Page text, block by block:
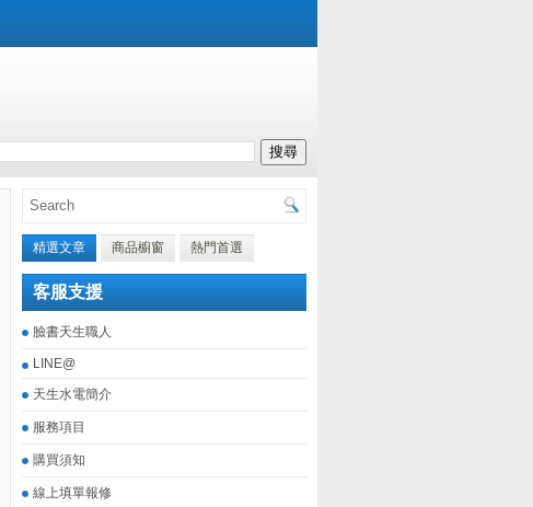
精選文章 商品櫥窗 熱門首選
客服支援
臉書天生職人
LINE@
天生水電簡介
服務項目
購買須知
線上填單報修